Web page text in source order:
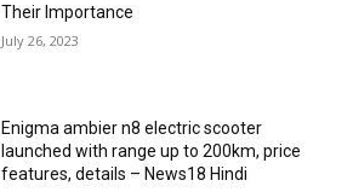
Their Importance
July 26, 2023
Enigma ambier n8 electric scooter
launched with range up to 200km, price
features, details – News18 Hindi